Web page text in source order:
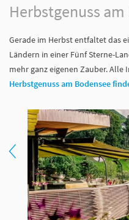
Herbstgenuss am
Gerade im Herbst entfaltet das
Ländern in einer Fünf Sterne-
mehr ganz eigenen Zauber.
Herbstgenuss am Bodensee